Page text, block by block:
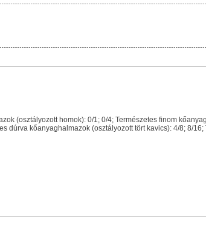
(osztályozott homok): 0/1; 0/4; Természetes finom
dúrva kőanyaghalmazok (osztályozott tört kavics): 4/8; 8/